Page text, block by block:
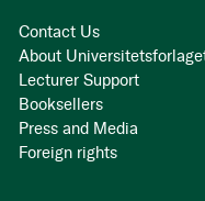
Contact Us
About
Lecturer Support
Booksellers
Press and Media
Foreign rights